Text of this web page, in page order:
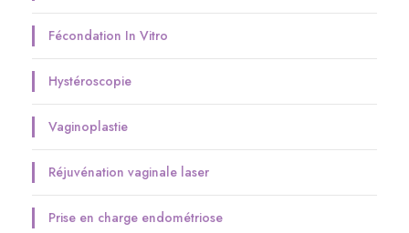
Fécondation In Vitro
Hystéroscopie
Vaginoplastie
Réjuvénation vaginale laser
Prise en charge endométriose